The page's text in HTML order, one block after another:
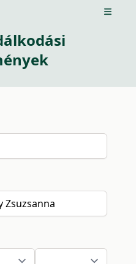
Open